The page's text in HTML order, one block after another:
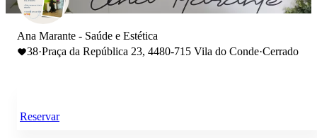
Ana Marante - Saúde e Estética
38·Praça da República 23, 4480-715 Vila do Conde·Cerrado
Reservar